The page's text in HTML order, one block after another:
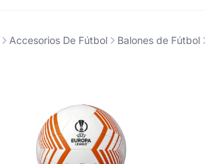
Accesorios De Fútbol Balones de Fútbol